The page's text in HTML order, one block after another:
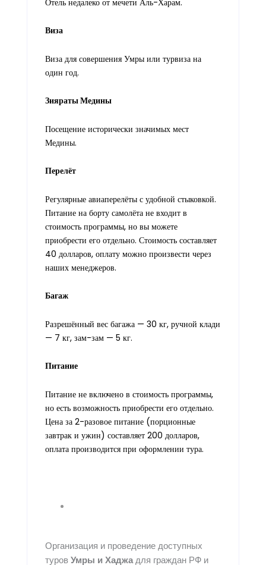
Виза
Виза для совершения Умры или турвиза на
один год.
Зияраты Медины
Посещение исторически значимых мест
Медины.
Перелёт
Регулярные авиаперелёты с удобной стыковкой.
Питание на борту самолёта не входит в
стоимость программы, но вы можете
приобрести его отдельно. Стоимость составляет
40 долларов, оплату можно произвести через
наших менеджеров.
Багаж
Разрешённый вес багажа — 30 кг, ручной клади
— 7 кг, зам-зам — 5 кг.
Питание
Питание не включено в стоимость программы,
но есть возможность приобрести его отдельно.
Цена за 2-разовое питание (порционные
завтрак и ужин) составляет 200 долларов,
оплата производится при оформлении тура.
Организация и проведение доступных
туров Умры и Хаджадля граждан РФ и